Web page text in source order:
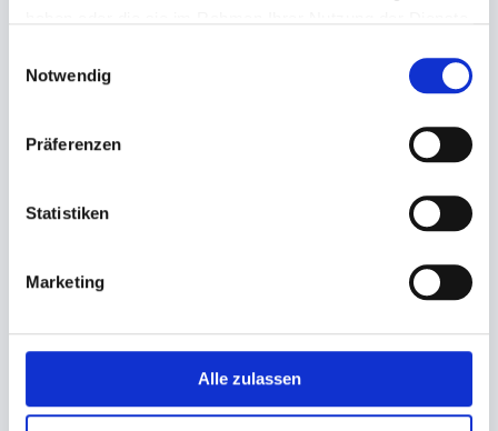
Notwendig
Präferenzen
Statistiken
Marketing
Alle zulassen
Faltenbeutel Bäckerbeutel
Brötchentüte braun Kraft
20,09 €
In den Warenkorb
Faltenbeutel, Bäckertüten
Brötchentüte
14+6x28cm #422 'neutraler
Druck, Bäcker'